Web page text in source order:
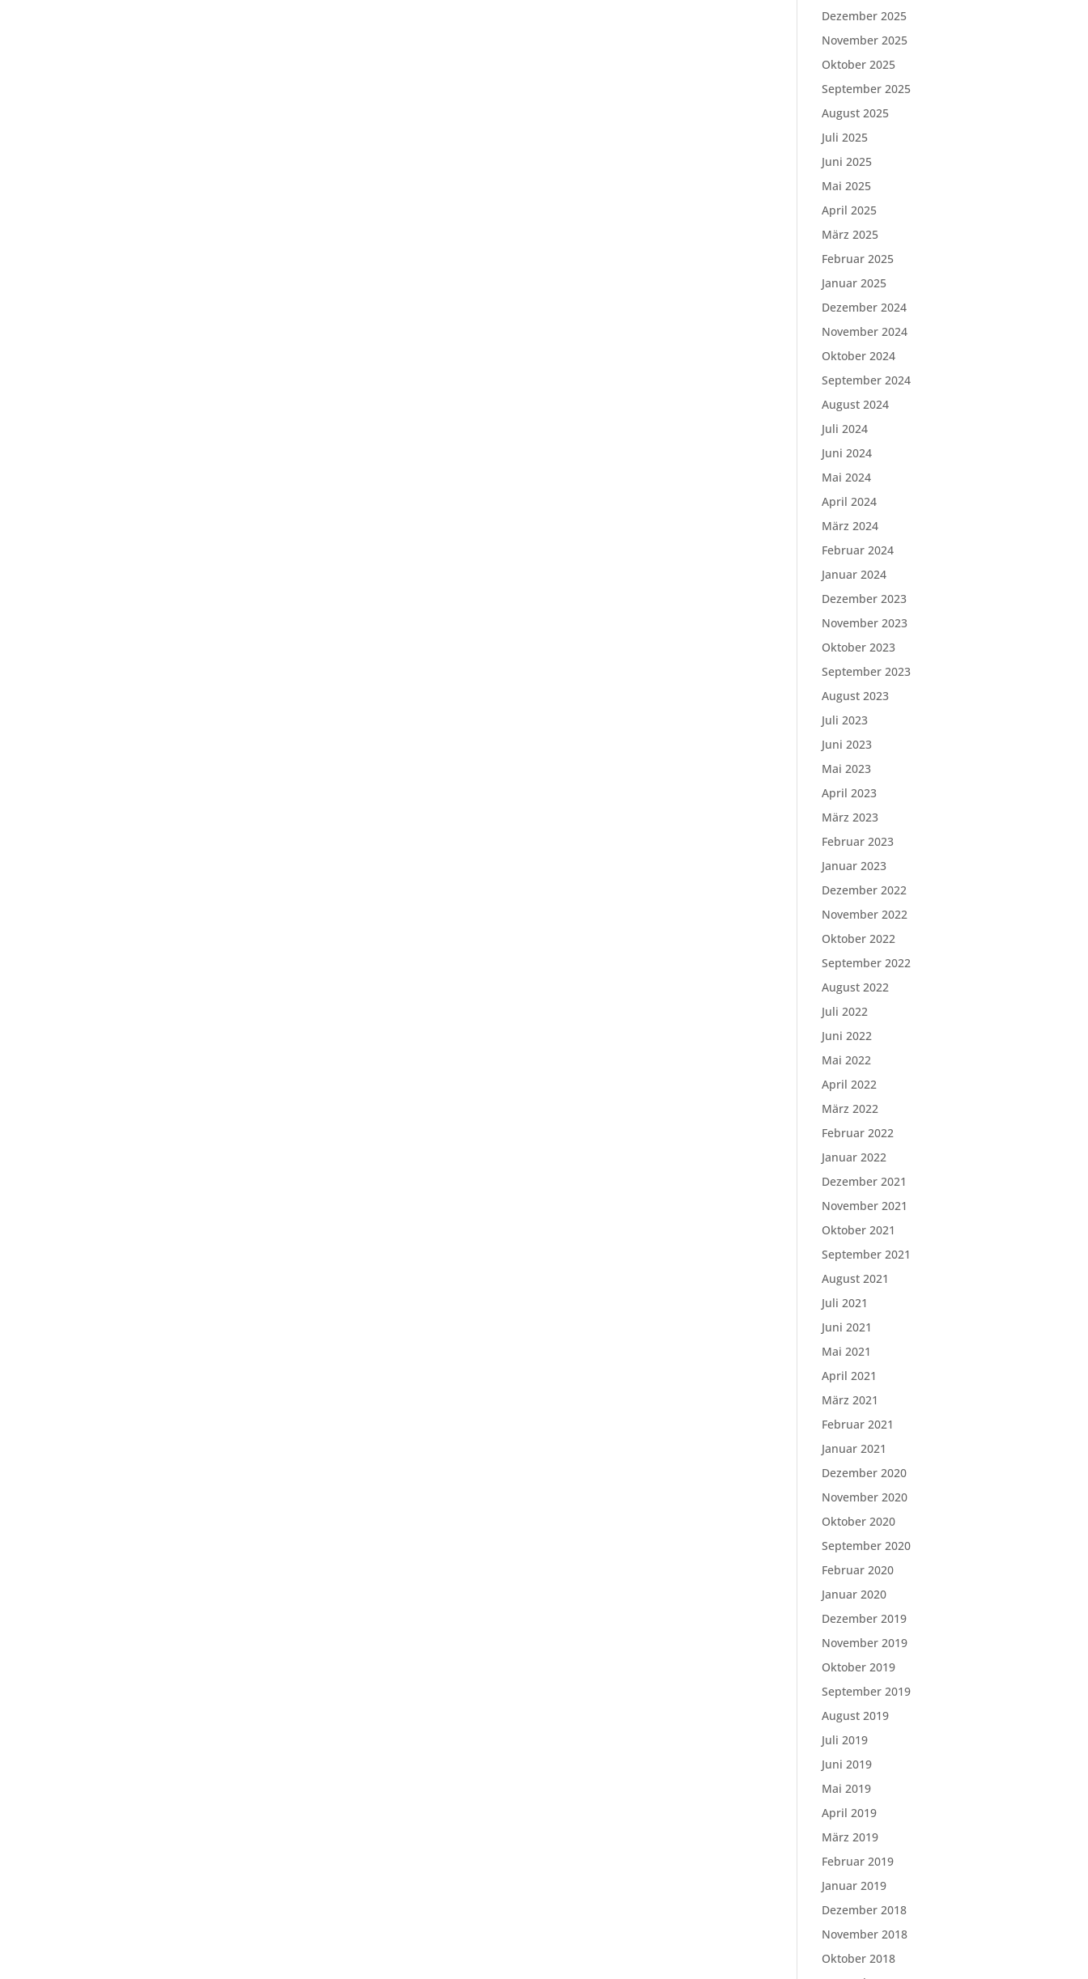
Dezember 2025
November 2025
Oktober 2025
September 2025
August 2025
Juli 2025
Juni 2025
Mai 2025
April 2025
März 2025
Februar 2025
Januar 2025
Dezember 2024
November 2024
Oktober 2024
September 2024
August 2024
Juli 2024
Juni 2024
Mai 2024
April 2024
März 2024
Februar 2024
Januar 2024
Dezember 2023
November 2023
Oktober 2023
September 2023
August 2023
Juli 2023
Juni 2023
Mai 2023
April 2023
März 2023
Februar 2023
Januar 2023
Dezember 2022
November 2022
Oktober 2022
September 2022
August 2022
Juli 2022
Juni 2022
Mai 2022
April 2022
März 2022
Februar 2022
Januar 2022
Dezember 2021
November 2021
Oktober 2021
September 2021
August 2021
Juli 2021
Juni 2021
Mai 2021
April 2021
März 2021
Februar 2021
Januar 2021
Dezember 2020
November 2020
Oktober 2020
September 2020
Februar 2020
Januar 2020
Dezember 2019
November 2019
Oktober 2019
September 2019
August 2019
Juli 2019
Juni 2019
Mai 2019
April 2019
März 2019
Februar 2019
Januar 2019
Dezember 2018
November 2018
Oktober 2018